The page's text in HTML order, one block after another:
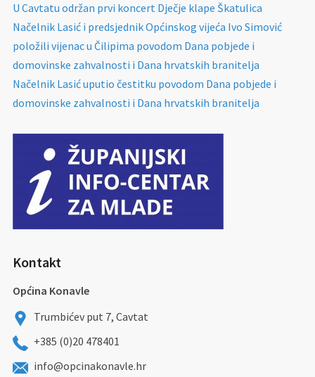
U Cavtatu održan prvi koncert Dječje klape Škatulica
Načelnik Lasić i predsjednik Općinskog vijeća Ivo Simović
položili vijenac u Čilipima povodom Dana pobjede i
domovinske zahvalnosti i Dana hrvatskih branitelja
Načelnik Lasić uputio čestitku povodom Dana pobjede i
domovinske zahvalnosti i Dana hrvatskih branitelja
Kontakt
Općina Konavle
Trumbićev put 7, Cavtat
+385 (0)20 478401
info@opcinakonavle.hr